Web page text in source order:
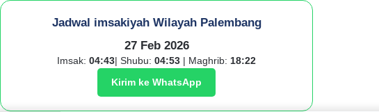
Jadwal imsakiyah Wilayah Palembang
27 Feb 2026
Imsak: 04:43| Shubu: 04:53 | Maghrib: 18:22
Kirim ke WhatsApp